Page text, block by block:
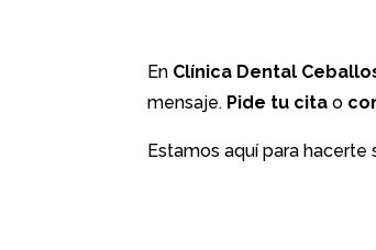
En Clínica Dental
mensaje. Pide tu cita o
Estamos aquí para hacerte